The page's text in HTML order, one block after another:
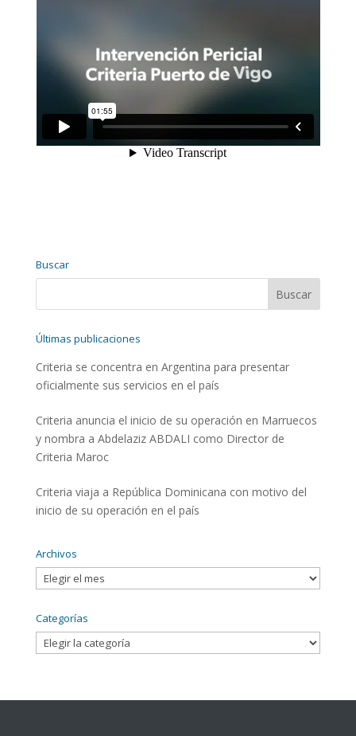
Buscar
Últimas publicaciones
Criteria se concentra en Argentina para presentar
oficialmente sus servicios en el país
Criteria anuncia el inicio de su operación en Marruecos
y nombra a Abdelaziz ABDALI como Director de
Criteria Maroc
Criteria viaja a República Dominicana con motivo del
inicio de su operación en el país
Archivos
Archivos
Categorías
Categorías